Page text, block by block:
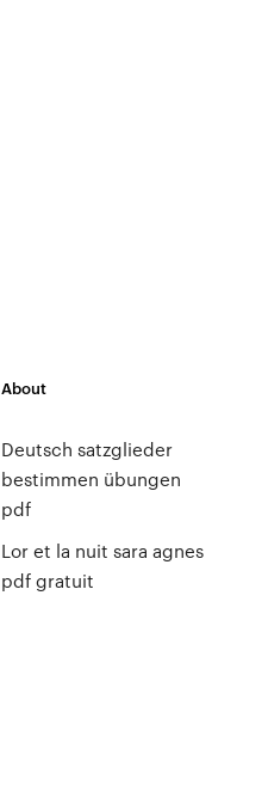
About
Deutsch satzglieder
bestimmen übungen
pdf
Lor et la nuit sara agnes
pdf gratuit